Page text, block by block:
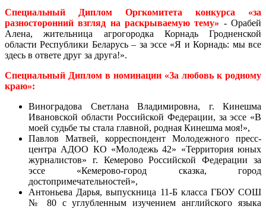
Специальный Диплом Оргкомитета конкурса «за
разносторонний взгляд на раскрываемую тему» - Орабей
Алена, жительница агрогородка Корнадь Гродненской
области Республики Беларусь – за эссе «Я и Корнадь: мы все
здесь в ответе друг за друга!».
Специальный Диплом в номинации «За любовь к родному
краю»:
Виноградова Светлана Владимировна, г. Кинешма
Ивановской области Российской Федерации, за эссе «В
моей судьбе ты стала главной, родная Кинешма моя!»,
Павлов Матвей, корреспондент Молодежного пресс-
центра АДОО КО «Молодежь 42» «Территория юных
журналистов» г. Кемерово Российской Федерации за
эссе «Кемерово-город сказка, город
достопримечательностей»,
Антоньева Дарья, выпускница 11-Б класса ГБОУ СОШ
№ 80 с углубленным изучением английского языка